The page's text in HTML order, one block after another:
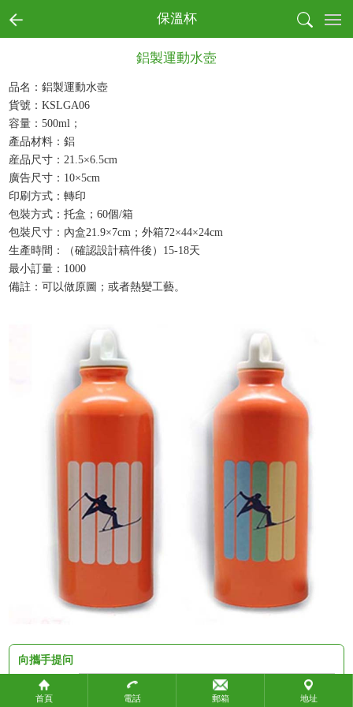
首页
全部商品分類
書寫
本真環保商務系列
文創產品
教育團體
社會團體
關於攜手
聯繫我們
聯繫我們
付款方式
付款方式
產品標準
物流方式
生產時間
保溫杯
鋁製運動水壺
品名：鋁製運動水壺
貨號：KSLGA06
容量：500ml；
產品材料：鋁
産品尺寸：21.5×6.5cm
廣告尺寸：10×5cm
印刷方式：轉印
包裝方式：托盒；60個/箱
包裝尺寸：內盒21.9×7cm；外箱72×44×24cm
生產時間：（確認設計稿件後）15-18天
最小訂量：1000
備註：可以做原圖；或者熱變工藝。
向攜手提问
聯絡人：
首頁 電話 郵箱 地址